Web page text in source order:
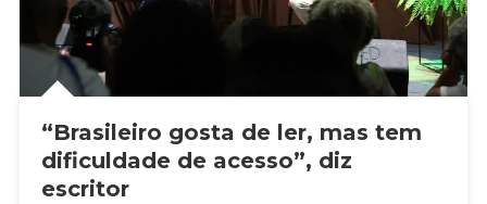
“Brasileiro gosta de ler, mas tem
dificuldade de acesso”, diz
escritor